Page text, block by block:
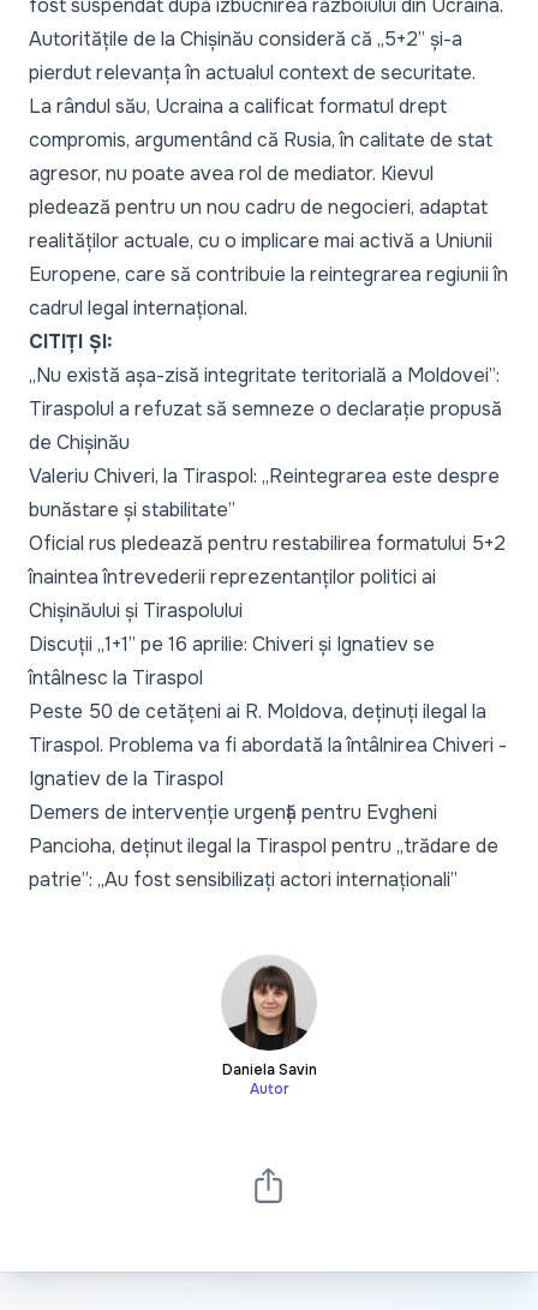
fost suspendat după izbucnirea războiului din Ucraina.
Autoritățile de la Chișinău consideră că „5+2” și-a
pierdut relevanța în actualul context de securitate.
La rândul său, Ucraina a calificat formatul drept
compromis, argumentând că Rusia, în calitate de stat
agresor, nu poate avea rol de mediator. Kievul
pledează pentru un nou cadru de negocieri, adaptat
realităților actuale, cu o implicare mai activă a Uniunii
Europene, care să contribuie la reintegrarea regiunii în
cadrul legal internațional.
CITIȚI ȘI:
„Nu există așa-zisă integritate teritorială a Moldovei”:
Tiraspolul a refuzat să semneze o declarație propusă
de Chișinău
Valeriu Chiveri, la Tiraspol: „Reintegrarea este despre
bunăstare și stabilitate”
Oficial rus pledează pentru restabilirea formatului 5+2
înaintea întrevederii reprezentanților politici ai
Chișinăului și Tiraspolului
Discuții „1+1” pe 16 aprilie: Chiveri și Ignatiev se
întâlnesc la Tiraspol
Peste 50 de cetățeni ai R. Moldova, deținuți ilegal la
Tiraspol. Problema va fi abordată la întâlnirea Chiveri -
Ignatiev de la Tiraspol
Demers de intervenție urgență pentru Evgheni
Pancioha, deținut ilegal la Tiraspol pentru „trădare de
patrie”: „Au fost sensibilizați actori internaționali”
Daniela Savin
Autor